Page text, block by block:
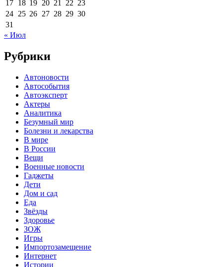
17 18 19 20 21 22 23
24 25 26 27 28 29 30
31
« Июл
Рубрики
Автоновости
Автособытия
Автоэксперт
Актеры
Аналитика
Безумный мир
Болезни и лекарства
В мире
В России
Вещи
Военные новости
Гаджеты
Дети
Дом и сад
Еда
Звёзды
Здоровье
ЗОЖ
Игры
Импортозамещение
Интернет
Истории